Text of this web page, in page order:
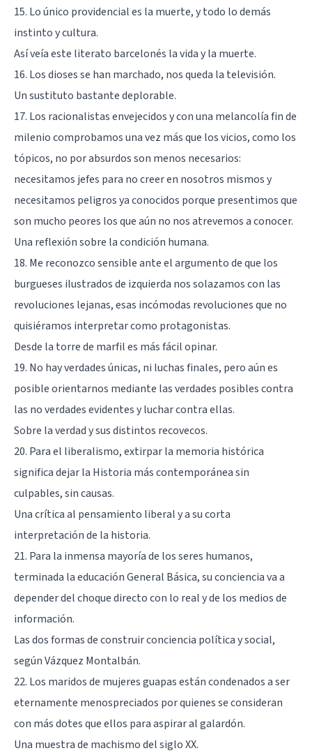
15. Lo único providencial es la muerte, y todo lo demás
instinto y cultura.
Así veía este literato barcelonés la vida y la muerte.
16. Los dioses se han marchado, nos queda la televisión.
Un sustituto bastante deplorable.
17. Los racionalistas envejecidos y con una melancolía fin de
milenio comprobamos una vez más que los vicios, como los
tópicos, no por absurdos son menos necesarios:
necesitamos jefes para no creer en nosotros mismos y
necesitamos peligros ya conocidos porque presentimos que
son mucho peores los que aún no nos atrevemos a conocer.
Una reflexión sobre la condición humana.
18. Me reconozco sensible ante el argumento de que los
burgueses ilustrados de izquierda nos solazamos con las
revoluciones lejanas, esas incómodas revoluciones que no
quisiéramos interpretar como protagonistas.
Desde la torre de marfil es más fácil opinar.
19. No hay verdades únicas, ni luchas finales, pero aún es
posible orientarnos mediante las verdades posibles contra
las no verdades evidentes y luchar contra ellas.
Sobre la verdad y sus distintos recovecos.
20. Para el liberalismo, extirpar la memoria histórica
significa dejar la Historia más contemporánea sin
culpables, sin causas.
Una crítica al pensamiento liberal y a su corta
interpretación de la historia.
21. Para la inmensa mayoría de los seres humanos,
terminada la educación General Básica, su conciencia va a
depender del choque directo con lo real y de los medios de
información.
Las dos formas de construir conciencia política y social,
según Vázquez Montalbán.
22. Los maridos de mujeres guapas están condenados a ser
eternamente menospreciados por quienes se consideran
con más dotes que ellos para aspirar al galardón.
Una muestra de machismo del siglo XX.